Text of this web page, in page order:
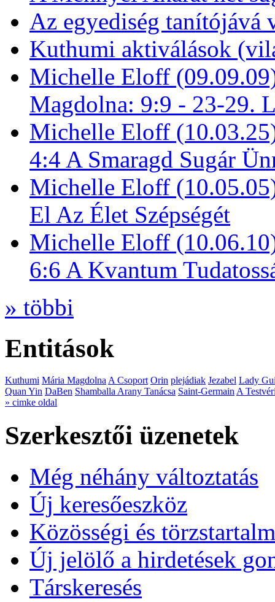
Az egyediség tanítójává
Kuthumi aktiválások
Michelle Eloff
Magdolna: 9:9 - 23-29.
Michelle Eloff
4:4 A Smaragd Sugár
Michelle Eloff
El Az Élet Szépségét
Michelle Eloff
6:6 A Kvantum
» többi
Entitások
Kuthumi Mária MagdolnaA Csoport Orin plejádiak Jezabel Lady
Quan Yin DaBen Shamballa Arany Tanácsa Saint-GermainA
» cimke oldal
Szerkesztői üzenetek
Még néhány változtatás
Új keresőeszköz
Közösségi és
Új jelölő a hirdetések
Társkeresés